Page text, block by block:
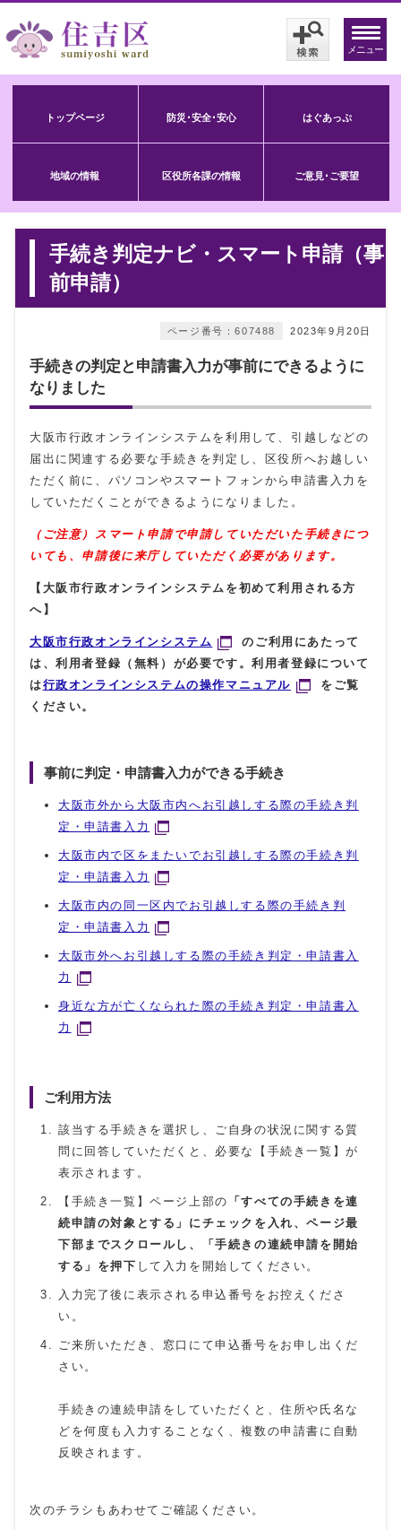
メニュー
トップページ 防災･安全･安心 はぐあっぷ
地域の情報 区役所各課の情報 ご意見･ご要望
手続き判定ナビ・スマート申請（事
前申請）
2023年9月20日
ページ番号：607488
手続きの判定と申請書入力が事前にできるように
なりました
大阪市行政オンラインシステムを利用して、引越しなどの
届出に関連する必要な手続きを判定し、区役所へお越しい
ただく前に、パソコンやスマートフォンから申請書入力を
していただくことができるようになりました。
（ご注意）スマート申請で申請していただいた手続きにつ
いても、申請後に来庁していただく必要があります。
【大阪市行政オンラインシステムを初めて利用される方
へ】
大阪市行政オンラインシステム
のご利用にあたって
は、利用者登録（無料）が必要です。利用者登録について
は行政オンラインシステムの操作マニュアル
をご覧
ください。
事前に判定・申請書入力ができる手続き
大阪市外から大阪市内へお引越しする際の手続き判
定・申請書入力
大阪市内で区をまたいでお引越しする際の手続き判
定・申請書入力
大阪市内の同一区内でお引越しする際の手続き判
定・申請書入力
大阪市外へお引越しする際の手続き判定・申請書入
力
身近な方が亡くなられた際の手続き判定・申請書入
力
ご利用方法
該当する手続きを選択し、ご自身の状況に関する質
問に回答していただくと、必要な【手続き一覧】が
表示されます。
【手続き一覧】ページ上部の 「すべての手続きを連
続申請の対象とする」にチェックを入れ、ページ最
下部までスクロールし、「手続きの連続申請を開始
する」を押下 して入力を開始してください。
入力完了後に表示される申込番号をお控えくださ
い。
ご来所いただき、窓口にて申込番号をお申し出くだ
さい。
手続きの連続申請をしていただくと、住所や氏名な
どを何度も入力することなく、複数の申請書に自動
反映されます。
次のチラシもあわせてご確認ください。